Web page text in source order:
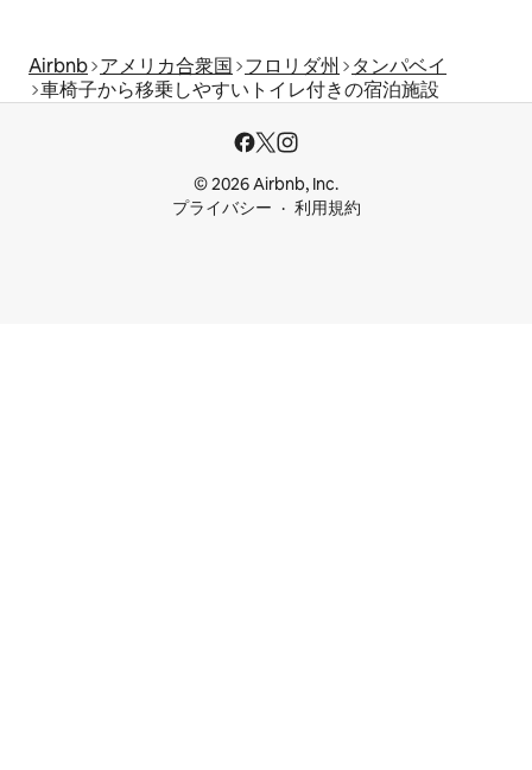
Airbnb アメリカ合衆国 フロリダ州
タンパベイ
車椅子から移乗しやすいトイレ付きの宿泊施設
© 2026 Airbnb, Inc.
プライバシー
利用規約